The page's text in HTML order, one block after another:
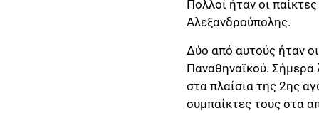
Πολλοί ήταν οι
Αλεξανδρούπολης.
Δύο από αυτούς ήταν
Παναθηναϊκού. Σήμερα
στα πλαίσια της 2ης
συμπαίκτες τους στα